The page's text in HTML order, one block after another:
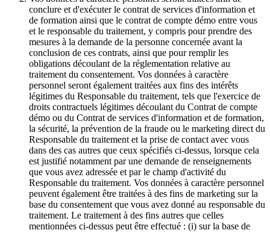
conclure et d'exécuter le contrat de services d'information et
de formation ainsi que le contrat de compte démo entre vous
et le responsable du traitement, y compris pour prendre des
mesures à la demande de la personne concernée avant la
conclusion de ces contrats, ainsi que pour remplir les
obligations découlant de la réglementation relative au
traitement du consentement. Vos données à caractère
personnel seront également traitées aux fins des intérêts
légitimes du Responsable du traitement, tels que l'exercice de
droits contractuels légitimes découlant du Contrat de compte
démo ou du Contrat de services d'information et de formation,
la sécurité, la prévention de la fraude ou le marketing direct du
Responsable du traitement et la prise de contact avec vous
dans des cas autres que ceux spécifiés ci-dessus, lorsque cela
est justifié notamment par une demande de renseignements
que vous avez adressée et par le champ d'activité du
Responsable du traitement. Vos données à caractère personnel
peuvent également être traitées à des fins de marketing sur la
base du consentement que vous avez donné au responsable du
traitement. Le traitement à des fins autres que celles
mentionnées ci-dessus peut être effectué : (i) sur la base de